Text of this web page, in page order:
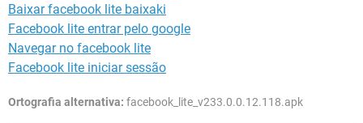
Baixar facebook lite baixaki
Facebook lite entrar pelo google
Navegar no facebook lite
Facebook lite iniciar sessão
Ortografia alternativa: facebook_lite_v233.0.0.12.118.apk